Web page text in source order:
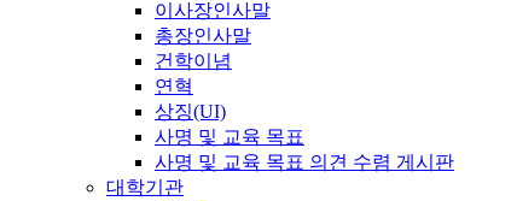
이사장인사말
총장인사말
건학이념
연혁
상징(UI)
사명 및 교육 목표
사명 및 교육 목표 의견 수렴 게시판
대학기관